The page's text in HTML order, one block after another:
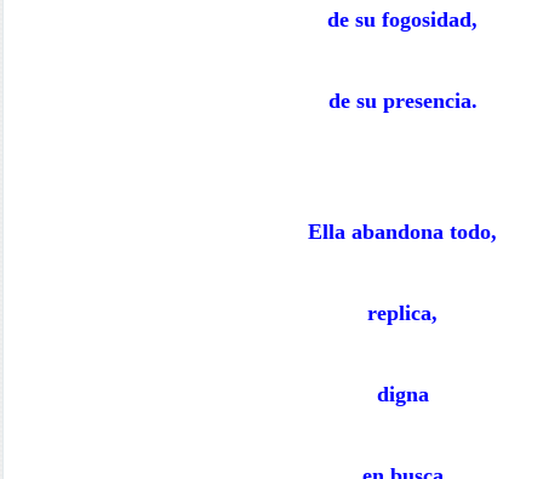
de su fogosidad,
de su presencia.
Ella abandona todo,
replica,
digna